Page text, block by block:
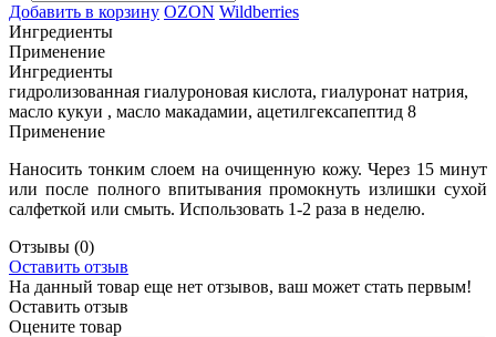
Добавить в корзину OZON Wildberries
Ингредиенты
Применение
Ингредиенты
гидролизованная гиалуроновая кислота, гиалуронат натрия,
масло кукуи , масло макадамии, ацетилгексапептид 8
Применение
Наносить тонким слоем на очищенную кожу. Через 15 минут
или после полного впитывания промокнуть излишки сухой
салфеткой или смыть. Использовать 1-2 раза в неделю.
Отзывы (0)
Оставить отзыв
На данный товар еще нет отзывов, ваш может стать первым!
Оставить отзыв
Оцените товар